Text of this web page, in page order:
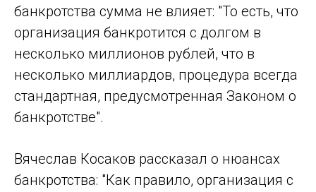
банкротства сумма не влияет: "То есть, что
организация банкротится с долгом в
несколько миллионов рублей, что в
несколько миллиардов, процедура всегда
стандартная, предусмотренная Законом о
банкротстве".
Вячеслав Косаков рассказал о нюансах
банкротства: "Как правило, организация с